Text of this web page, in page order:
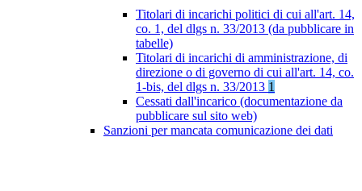
Titolari di incarichi politici di cui all'art. 14,
co. 1, del dlgs n. 33/2013 (da pubblicare in
tabelle)
Titolari di incarichi di amministrazione, di
direzione o di governo di cui all'art. 14, co.
1-bis, del dlgs n. 33/2013 1
Cessati dall'incarico (documentazione da
pubblicare sul sito web)
Sanzioni per mancata comunicazione dei dati